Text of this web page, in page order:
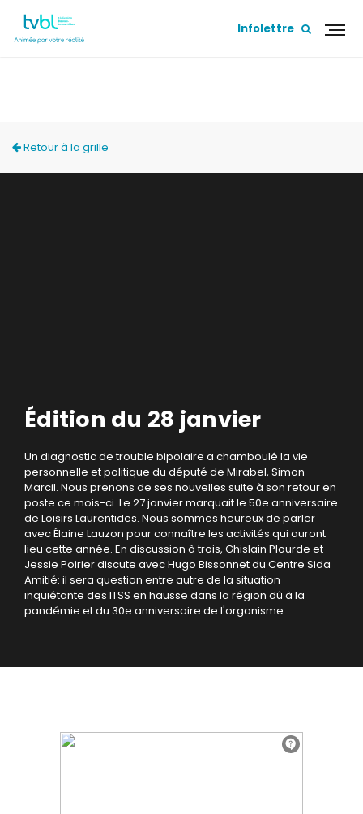
Infolettre
Retour à la grille
Édition du 28 janvier
Un diagnostic de trouble bipolaire a chamboulé la vie
personnelle et politique du député de Mirabel, Simon
Marcil. Nous prenons de ses nouvelles suite à son retour en
poste ce mois-ci. Le 27 janvier marquait le 50e anniversaire
de Loisirs Laurentides. Nous sommes heureux de parler
avec Élaine Lauzon pour connaître les activités qui auront
lieu cette année. En discussion à trois, Ghislain Plourde et
Jessie Poirier discute avec Hugo Bissonnet du Centre Sida
Amitié: il sera question entre autre de la situation
inquiétante des ITSS en hausse dans la région dû à la
pandémie et du 30e anniversaire de l'organisme.